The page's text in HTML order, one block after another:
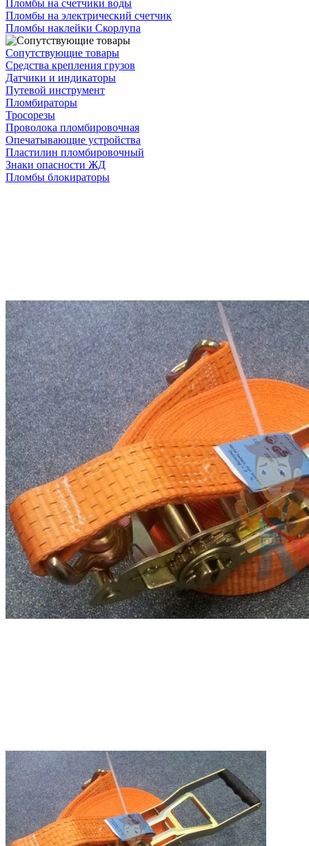
Пломбы на счетчики воды
Пломбы на электрический счетчик
Пломбы наклейки Скорлупа
Сопутствующие товары
Средства крепления грузов
Датчики и индикаторы
Путевой инструмент
Пломбираторы
Тросорезы
Проволока пломбировочная
Опечатывающие устройства
Пластилин пломбировочный
Знаки опасности ЖД
Пломбы блокираторы